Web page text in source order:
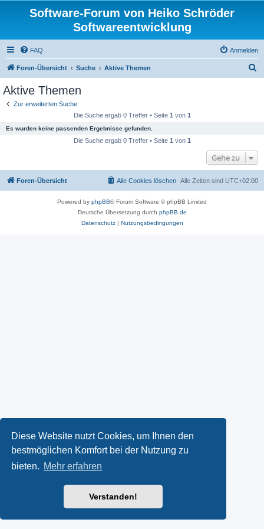
Diese Website nutzt Cookies, um Ihnen den
bestmöglichen Komfort bei der Nutzung zu
bieten. Mehr erfahren
Verstanden!
Software-Forum von Heiko Schröder
Softwareentwicklung
FAQ Anmelden
Foren-Übersicht Suche Aktive Themen
Aktive Themen
Zur erweiterten Suche
Die Suche ergab 0 Treffer • Seite 1 von 1
Es wurden keine passenden Ergebnisse gefunden.
Die Suche ergab 0 Treffer • Seite 1 von 1
Gehe zu
Foren-Übersicht Alle Zeiten sind UTC+02:00
Alle Cookies löschen
Powered by phpBB® Forum Software © phpBB Limited
Deutsche Übersetzung durch phpBB.de
Datenschutz| Nutzungsbedingungen